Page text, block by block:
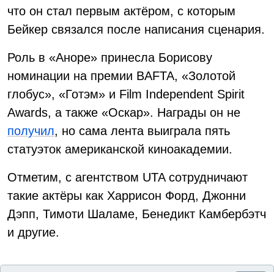
что он стал первым актёром, с которым
Бейкер связался после написания сценария.
Роль в «Аноре» принесла Борисову
номинации на премии BAFTA, «Золотой
глобус», «Готэм» и Film Independent Spirit
Awards, а также «Оскар». Награды он не
получил, но сама лента выиграла пять
статуэток американской киноакадемии.
Отметим, с агентством UTA сотрудничают
такие актёры как Харрисон Форд, Джонни
Дэпп, Тимоти Шаламе, Бенедикт Камбербэтч
и другие.